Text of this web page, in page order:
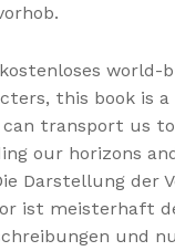
world-
this book is
transport us
our horizons
Darstellung der
ist meisterhaft
und